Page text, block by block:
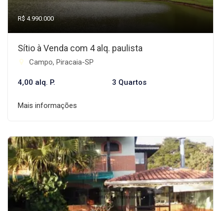
R$ 4.990.000
Sítio à Venda com 4 alq. paulista
Campo, Piracaia-SP
4,00 alq. P. 3 Quartos
Mais informações